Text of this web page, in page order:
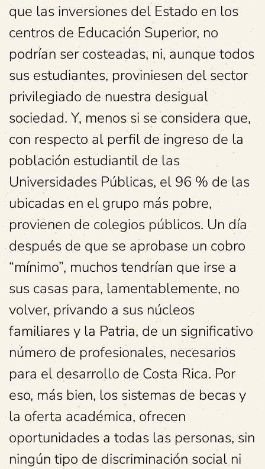
que las inversiones del Estado en los
centros de Educación Superior, no
podrían ser costeadas, ni, aunque todos
sus estudiantes, proviniesen del sector
privilegiado de nuestra desigual
sociedad. Y, menos si se considera que,
con respecto al perfil de ingreso de la
población estudiantil de las
Universidades Públicas, el 96 % de las
ubicadas en el grupo más pobre,
provienen de colegios públicos. Un día
después de que se aprobase un cobro
“mínimo”, muchos tendrían que irse a
sus casas para, lamentablemente, no
volver, privando a sus núcleos
familiares y la Patria, de un significativo
número de profesionales, necesarios
para el desarrollo de Costa Rica. Por
eso, más bien, los sistemas de becas y
la oferta académica, ofrecen
oportunidades a todas las personas, sin
ningún tipo de discriminación social ni